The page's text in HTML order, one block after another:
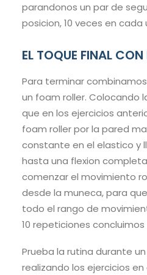
parandonos un par de
posicion, 10 veces en cada
EL TOQUE FINAL CON
Para terminar
un foam roller. Colocando
que en los ejercicios
foam roller por la pared
constante en el elastico y
hasta una flexion
comenzar el movimiento
desde la muneca, para
todo el rango de
10 repeticiones
Prueba la rutina durante
realizando los ejercicios